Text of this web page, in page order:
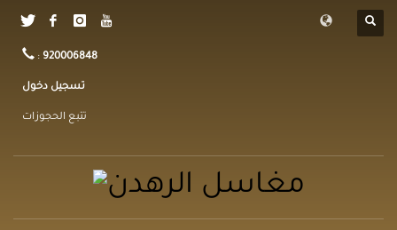
: 920006848
تسجيل دخول
تتبع الحجوزات